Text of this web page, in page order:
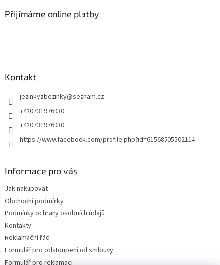
Přijímáme online platby
Kontakt
jezinkyzbezinky@seznam.cz
+420731976030
+420731976030
https://www.facebook.com/profile.php?id=61568505502114
Informace pro vás
Jak nakupovat
Obchodní podmínky
Podmínky ochrany osobních údajů
Kontakty
Reklamační řád
Formulář pro odstoupení od smlouvy
Formulář pro reklamaci